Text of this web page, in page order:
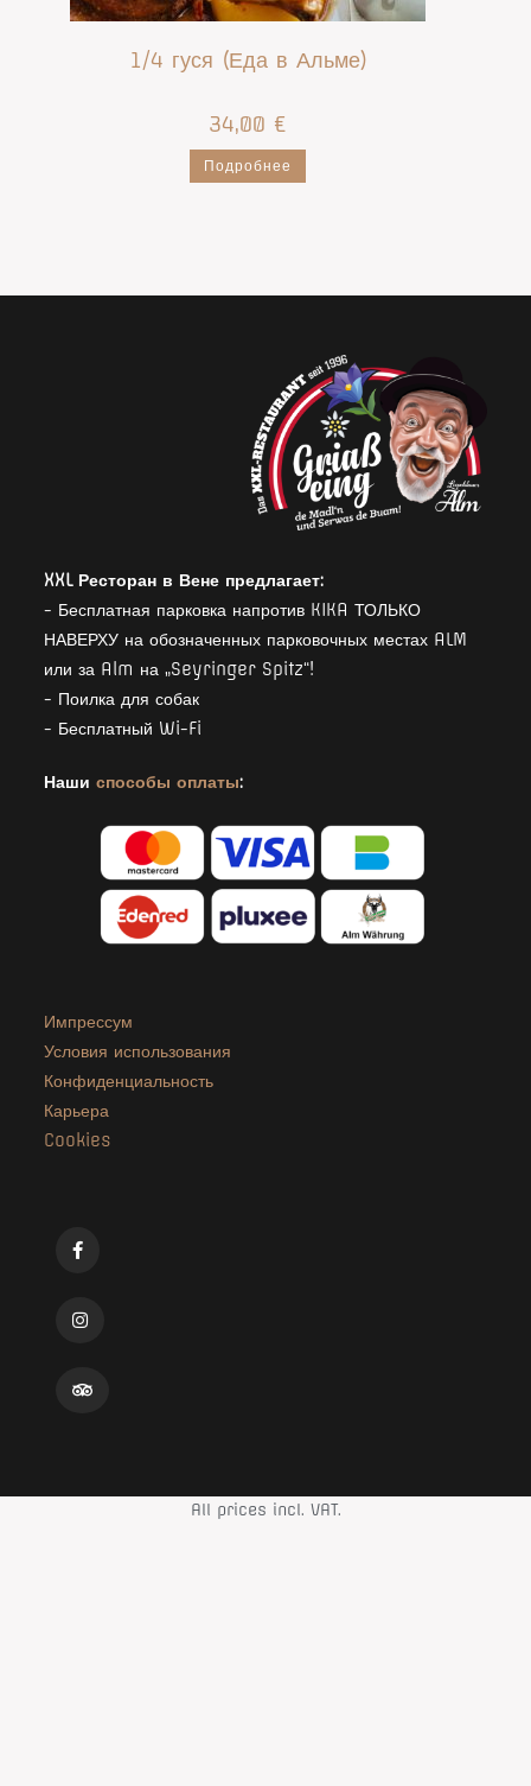
1/4 гуся (Еда в Альме)
34,00 €
Подробнее
XXL Ресторан в Вене предлагает:
- Бесплатная парковка напротив KIKA ТОЛЬКО
НАВЕРХУ на обозначенных парковочных местах ALM
или за Alm на „Seyringer Spitz“!
- Поилка для собак
- Бесплатный Wi-Fi
Нашиспособы оплаты:
Импрессум
Условия использования
Конфиденциальность
Карьера
Cookies
All prices incl. VAT.